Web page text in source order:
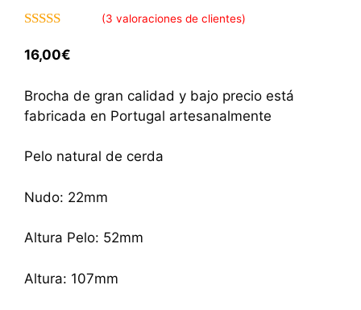
(3 valoraciones de clientes)
16,00€
Brocha de gran calidad y bajo precio está
fabricada en Portugal artesanalmente
Pelo natural de cerda
Nudo: 22mm
Altura Pelo: 52mm
Altura: 107mm